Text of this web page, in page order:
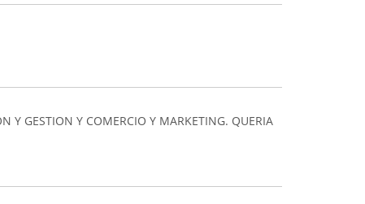
Y GESTION Y COMERCIO Y MARKETING. QUERIA